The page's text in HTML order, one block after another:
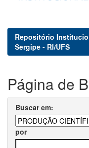
Repositório
Sergipe - RI/UFS
Página de
Buscar em:
por